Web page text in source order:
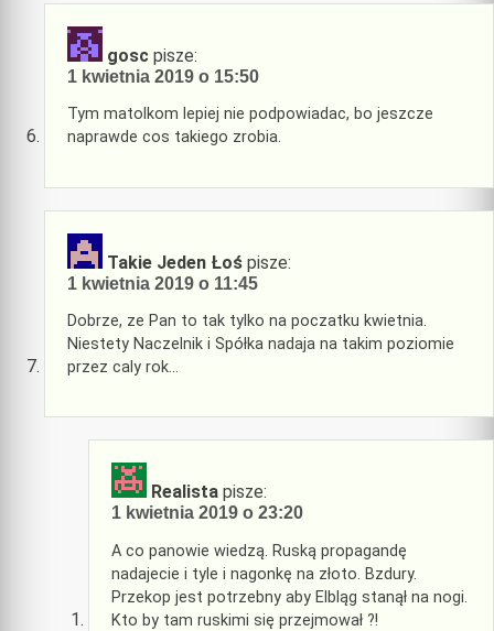
gosc pisze:
1 kwietnia 2019 o 15:50
Tym matolkom lepiej nie podpowiadac, bo jeszcze
naprawde cos takiego zrobia.
Takie Jeden Łoś pisze:
1 kwietnia 2019 o 11:45
Dobrze, ze Pan to tak tylko na poczatku kwietnia.
Niestety Naczelnik i Spółka nadaja na takim poziomie
przez caly rok…
Realista pisze:
1 kwietnia 2019 o 23:20
A co panowie wiedzą. Ruską propagandę
nadajecie i tyle i nagonkę na złoto. Bzdury.
Przekop jest potrzebny aby Elbląg stanął na nogi.
Kto by tam ruskimi się przejmował ?!